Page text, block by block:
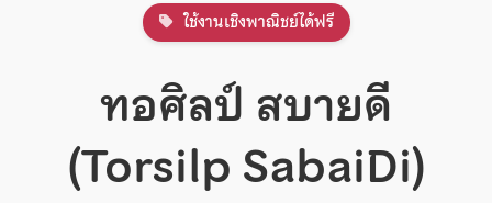
ใช้งานเชิงพาณิชย์ได้ฟรี
ทอศิลป์ สบายดี
(Torsilp SabaiDi)